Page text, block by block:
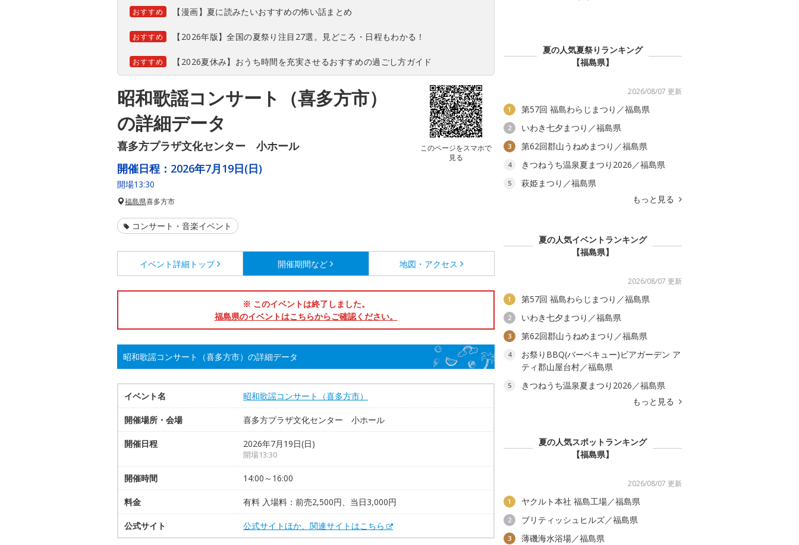
おすすめ 【漫画】夏に読みたいおすすめの怖い話まとめ
おすすめ 【2026年版】全国の夏祭り注目27選。見どころ・日程もわかる！
おすすめ 【2026夏休み】おうち時間を充実させるおすすめの過ごし方ガイド
昭和歌謡コンサート（喜多方市）
の詳細データ
喜多方プラザ文化センター 小ホール
このページをスマホで
見る
開催日程： 2026年7月19日(日)
開場13:30
福島県喜多方市
コンサート・音楽イベント
イベント詳細 トップ 開催期間など 地図・アクセス
※ このイベントは終了しました。
福島県のイベントはこちらからご確認ください。
昭和歌謡コンサート（喜多方市）の詳細データ
イベント名 昭和歌謡コンサート（喜多方市）
開催場所・会場 喜多方プラザ文化センター 小ホール
開催日程 2026年7月19日(日)
開場13:30
開催時間 14:00～16:00
料金 有料 入場料：前売2,500円、当日3,000円
公式サイト 公式サイトほか、関連サイトはこちら
夏の人気夏祭りランキング
【福島県】
2026/08/07 更新
1 第57回 福島わらじまつり／福島県
2 いわき七夕まつり／福島県
3 第62回郡山うねめまつり／福島県
4 きつねうち温泉夏まつり2026／福島県
5
萩姫まつり／福島県
もっと見る
夏の人気イベントランキング
【福島県】
2026/08/07 更新
1 第57回 福島わらじまつり／福島県
2 いわき七夕まつり／福島県
3 第62回郡山うねめまつり／福島県
4
お祭りBBQ(バーベキュー)ビアガーデン ア
ティ郡山屋台村／福島県
5
きつねうち温泉夏まつり2026／福島県
もっと見る
夏の人気スポットランキング
【福島県】
2026/08/07 更新
1 ヤクルト本社 福島工場／福島県
2 ブリティッシュヒルズ／福島県
3 薄磯海水浴場／福島県